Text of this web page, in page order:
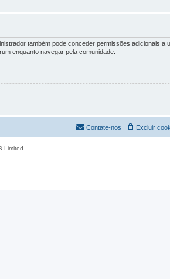
também pode conceder permissões adicionais a
enquanto navegar pela comunidade.
Excluir
Contate-nos
Limited